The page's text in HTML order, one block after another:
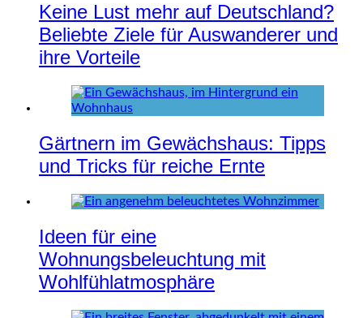
Keine Lust mehr auf Deutschland?
Beliebte Ziele für Auswanderer und
ihre Vorteile
Gärtnern im Gewächshaus: Tipps
und Tricks für reiche Ernte
Ideen für eine
Wohnungsbeleuchtung mit
Wohlfühlatmosphäre